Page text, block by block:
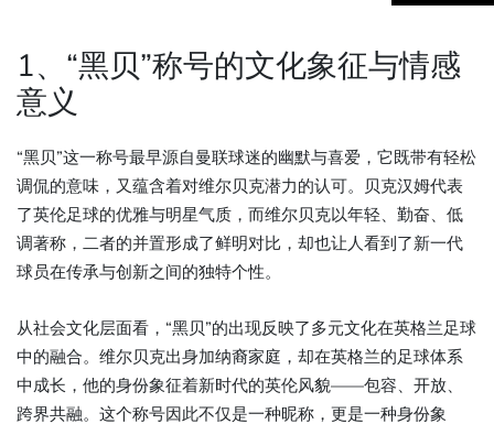
1、“黑贝”称号的文化象征与情感
意义
“黑贝”这一称号最早源自曼联球迷的幽默与喜爱，它既带有轻松
调侃的意味，又蕴含着对维尔贝克潜力的认可。贝克汉姆代表
了英伦足球的优雅与明星气质，而维尔贝克以年轻、勤奋、低
调著称，二者的并置形成了鲜明对比，却也让人看到了新一代
球员在传承与创新之间的独特个性。
从社会文化层面看，“黑贝”的出现反映了多元文化在英格兰足球
中的融合。维尔贝克出身加纳裔家庭，却在英格兰的足球体系
中成长，他的身份象征着新时代的英伦风貌——包容、开放、
跨界共融。这个称号因此不仅是一种昵称，更是一种身份象